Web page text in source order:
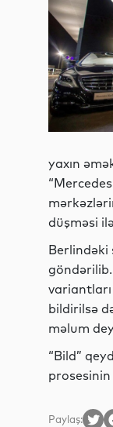
yaxın
düşməsi
Berlindəki
göndərilib.
bildirilsə
məlum
“Bild”
prosesinin
Paylaş: